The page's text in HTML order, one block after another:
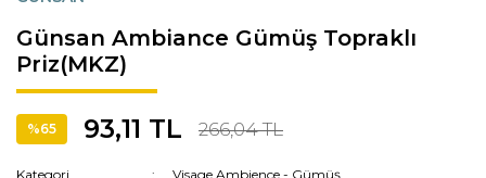
Günsan Ambiance Gümüş Topraklı
Priz(MKZ)
%65 93,11 TL 266,04 TL
Kategori
Visage Ambience - Gümüş